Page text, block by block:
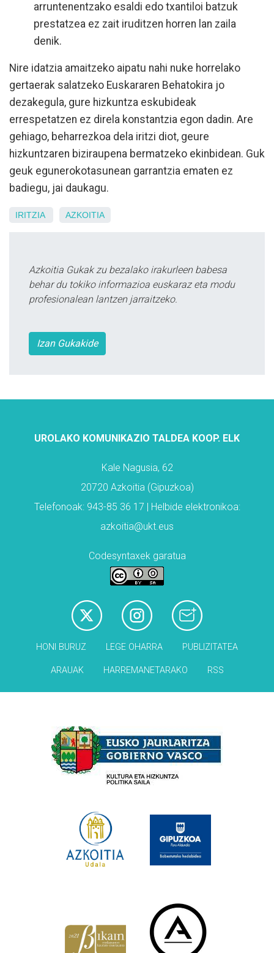
arruntenentzako esaldi edo txantiloi batzuk
prestatzea ez zait iruditzen horren lan zaila
denik.
Nire idatzia amaitzeko aipatu nahi nuke horrelako
gertaerak salatzeko Euskararen Behatokira jo
dezakegula, gure hizkuntza eskubideak
errespetatzen ez direla konstantzia egon dadin. Are
gehiago, beharrezkoa dela iritzi diot, geure
hizkuntzaren biziraupena bermatzeko ekinbidean. Guk
geuk egunerokotasunean garrantzia ematen ez
badiegu, jai daukagu.
IRITZIA AZKOITIA
Azkoitia Gukak zu bezalako irakurleen babesa
behar du tokiko informazioa euskaraz eta modu
profesionalean lantzen jarraitzeko.
Izan Gukakide
UROLAKO KOMUNIKAZIO TALDEA KOOP. ELK
Kale Nagusia, 62
20720 Azkoitia (Gipuzkoa)
Telefonoak: 943-85 36 17 | Helbide elektronikoa:
azkoitia@ukt.eus
Codesyntaxek garatua
HONI BURUZ LEGE OHARRA PUBLIZITATEA
ARAUAK HARREMANETARAKO RSS